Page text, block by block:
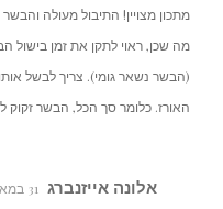
מתכון מצויין! התיבול מעולה
(הבשר נשאר גומי). צריך לבשל
האורז. כלומר סך הכל, הבשר זקוק
אלונה אייזנברג 31 במאי 2020 בשעה 9:17